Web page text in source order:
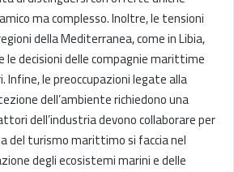
ma complesso. Inoltre, le tensioni
della Mediterranea, come in Libia,
decisioni delle compagnie marittime
Infine, le preoccupazioni legate alla
dell’ambiente richiedono una
dell’industria devono collaborare per
del turismo marittimo si faccia nel
degli ecosistemi marini e delle